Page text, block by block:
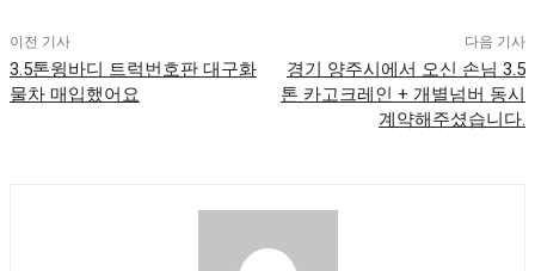
이전 기사
3.5톤윙바디 트럭번호판 대구화
물차 매입했어요
다음 기사
경기 양주시에서 오신 손님 3.5
톤 카고크레인 + 개별넘버 동시
계약해주셨습니다.